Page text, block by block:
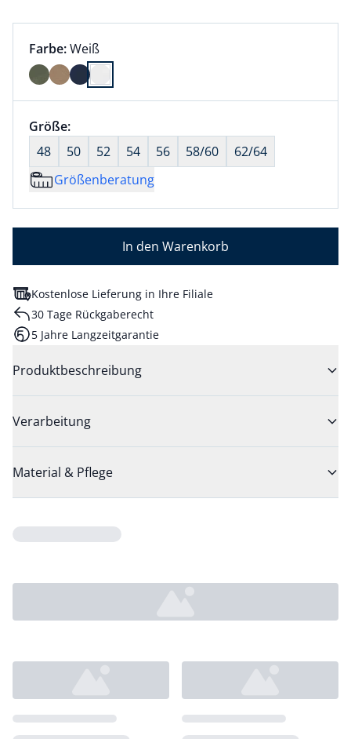
Farbauswahl:
Farbe:aktuell ausgewählt:
Weiß
Farbe Weiß ausgewählt
Größenauswahl:
Größe:nichts ausgewählt
48
50 52 54 56 58/60
62/64
Größenberatung
In den Warenkorb
Kostenlose Lieferung in Ihre Filiale
30 Tage Rückgaberecht
5 Jahre Langzeitgarantie
Produktbeschreibung
Verarbeitung
Material & Pflege